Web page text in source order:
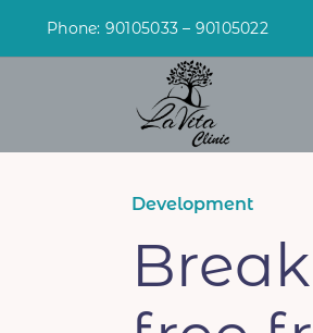
Phone: 90105033 – 90105022
Development